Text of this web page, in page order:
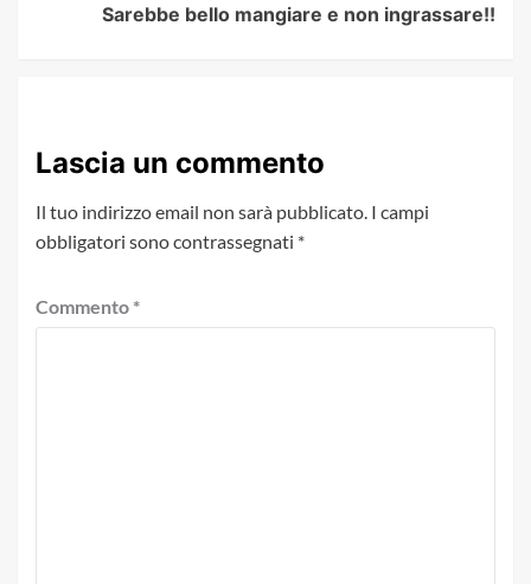
Sarebbe bello mangiare e non ingrassare!!
Lascia un commento
Il tuo indirizzo email non sarà pubblicato. I campi
obbligatori sono contrassegnati *
Commento *